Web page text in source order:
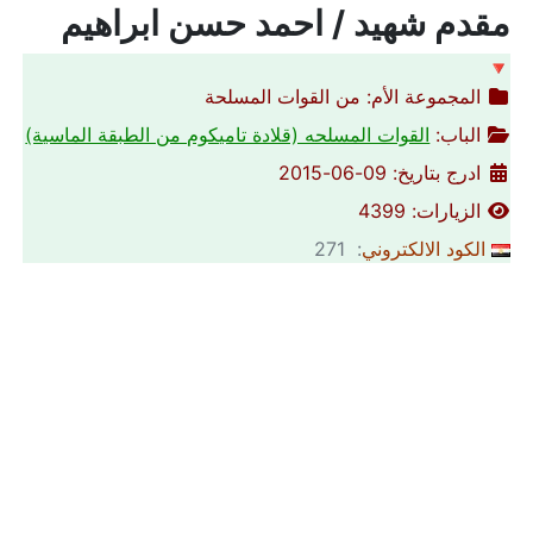
مقدم شهيد / احمد حسن ابراهيم
🔻
المجموعة الأم: من القوات المسلحة
الباب: القوات المسلحه (قلادة تاميكوم من الطبقة الماسية)
ادرج بتاريخ: 09-06-2015
الزيارات: 4399
الكود الالكتروني : 271